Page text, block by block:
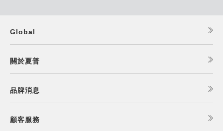
Global
關於夏普
品牌消息
顧客服務